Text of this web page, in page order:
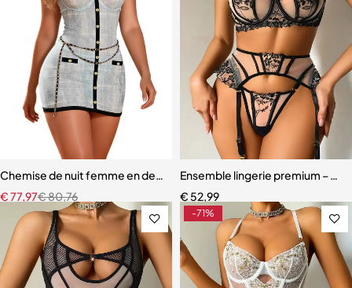
Chemise de nuit femme en dentelle bleue – Babydoll avec
€80,76
€77,97
Ensemble lingerie premium –
€ 52,99
-71%